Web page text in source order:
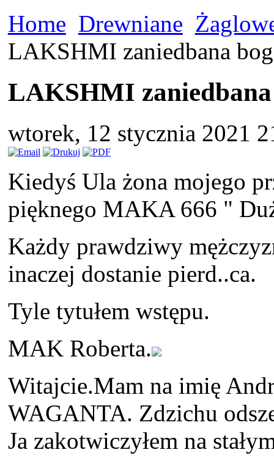
Home Drewniane
LAKSHMI zaniedbana
LAKSHMI
wtorek, 12 stycznia 2021
Kiedyś Ula żona mojego
pięknego MAKA 666 "
Każdy prawdziwy
inaczej dostanie pierd..ca.
Tyle tytułem wstępu.
MAK Roberta.
Witajcie.Mam na imię
WAGANTA. Zdzichu
Ja zakotwiczyłem na